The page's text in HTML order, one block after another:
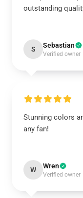
outstanding
S Sebastian
Verified owner
Stunning colors
any fan!
W Wren
Verified owner